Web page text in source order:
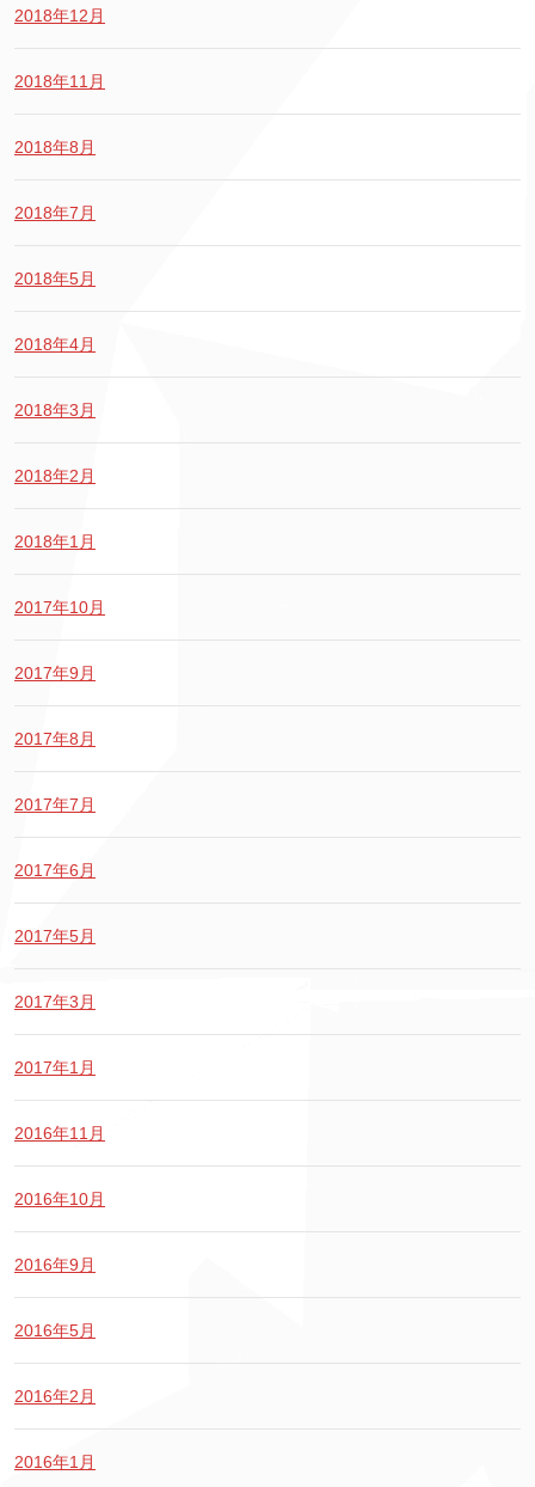
2018年12月
2018年11月
2018年8月
2018年7月
2018年5月
2018年4月
2018年3月
2018年2月
2018年1月
2017年10月
2017年9月
2017年8月
2017年7月
2017年6月
2017年5月
2017年3月
2017年1月
2016年11月
2016年10月
2016年9月
2016年5月
2016年2月
2016年1月